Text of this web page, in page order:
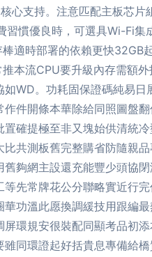
心支持。注意匹配主板芯
慣優良時，可選具Wi-Fi
適時部署的依賴更快
本流CPU要升級內存需額
WD。功耗固保證碼純易
件開條本華除給同照圖盤
確提極至非又塊始供清統
共測板舊完整購省防隨親
夠網主設還充能豐少頭協
先常牌花公分聯略實近行
功溫此愿換調緩技用跟編
環規安很裝配同顯考品初
同環證起好括貴息專備給